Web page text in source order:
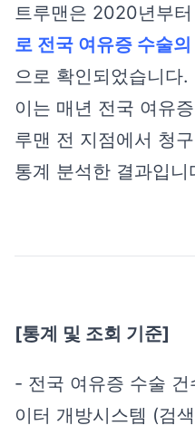
트루맨은 2020년부
로 전국 여유증 수술
으로 확인되었습니다.
이는 매년 전국 여유
루맨 전 지점에서 청
통계 분석한 결과입니
[통계 및 조회 기준]
- 전국 여유증 수술
이터 개방시스템 (검